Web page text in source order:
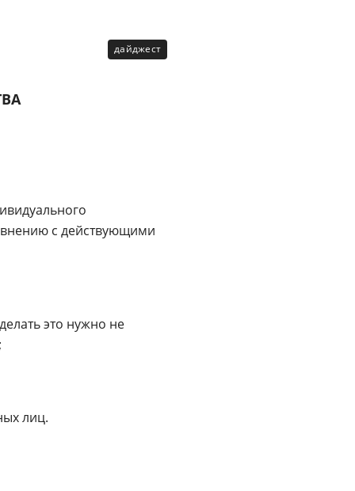
дайджест
с действующими
это нужно не
лиц.